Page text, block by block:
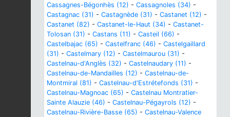
Cassagnes-Bégonhès (12) - Cassagnoles (34) -
Castagnac (31) - Castagnède (31) - Castanet (12) -
Castanet (82) - Castanet-le-Haut (34) - Castanet-
Tolosan (31) - Castans (11) - Casteil (66) -
Castelbajac (65) - Castelfranc (46) - Castelgaillard
(31) - Castelmary (12) - Castelmaurou (31) -
Castelnau-d'Anglès (32) - Castelnaudary (11) -
Castelnau-de-Mandailles (12) - Castelnau-de-
Montmiral (81) - Castelnau-d'Estrétefonds (31) -
Castelnau-Magnoac (65) - Castelnau Montratier-
Sainte Alauzie (46) - Castelnau-Pégayrols (12) -
Castelnau-Rivière-Basse (65) - Castelnau-Valence